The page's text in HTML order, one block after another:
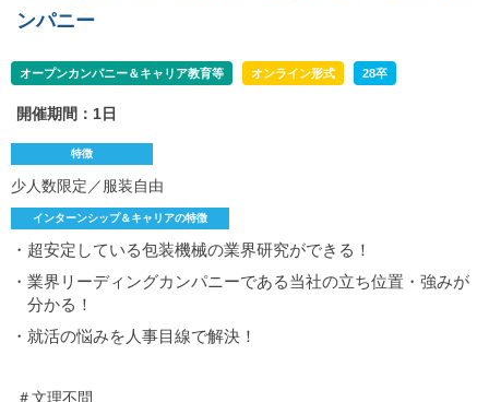
ンパニー
オープンカンパニー＆キャリア教育等 オンライン形式 28卒
開催期間：1日
特徴
少人数限定／服装自由
インターンシップ＆キャリアの特徴
・超安定している包装機械の業界研究ができる！
・業界リーディングカンパニーである当社の立ち位置・強みが
分かる！
・就活の悩みを人事目線で解決！
＃文理不問